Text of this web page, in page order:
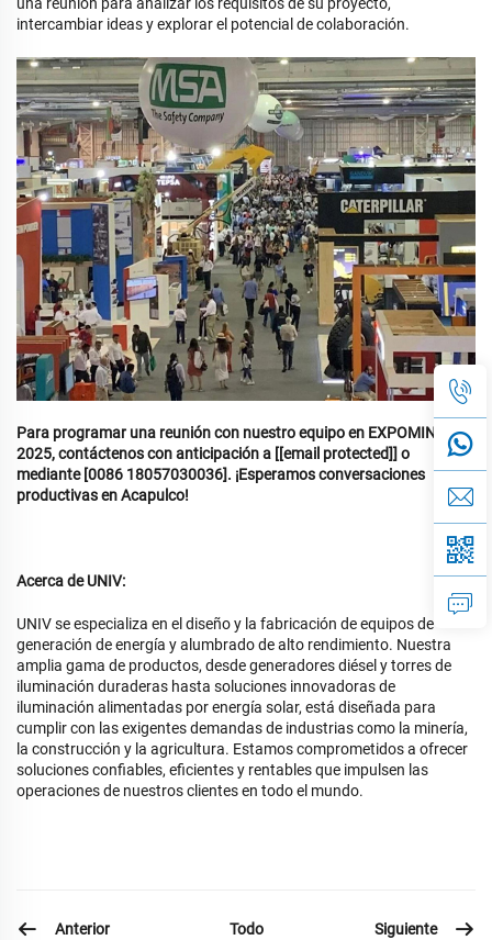
intercambiar ideas y explorar el potencial de colaboración.
Para programar una reunión con nuestro equipo en EXPOMIN
2025, contáctenos con anticipación a [[email protected]] o
mediante [0086 18057030036]. ¡Esperamos conversaciones
productivas en Acapulco!
Acerca de UNIV:
UNIV se especializa en el diseño y la fabricación de equipos de
generación de energía y alumbrado de alto rendimiento. Nuestra
amplia gama de productos, desde generadores diésel y torres de
iluminación duraderas hasta soluciones innovadoras de
iluminación alimentadas por energía solar, está diseñada para
cumplir con las exigentes demandas de industrias como la minería,
la construcción y la agricultura. Estamos comprometidos a ofrecer
soluciones confiables, eficientes y rentables que impulsen las
operaciones de nuestros clientes en todo el mundo.
Anterior Todo Siguiente